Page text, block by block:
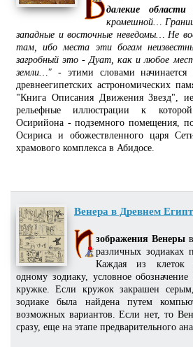
далекие области
кромешной…
западные и восточные неведомы… Не
там, ибо места эти богам
загробный это - Дуат, как и любое
земли…" - этими словами
древнеегипетских астрономических
"Книга Описания Движения Звезд",
рельефные иллюстрации к
Осирийона - подземного помещения,
Осириса и обожествленного царя
храмового комплекса в Абидосе.
Венера в Древнем
зображения Венерыв
различных зодиаках
Каждая из клеток
одному зодиаку, условное обозначение
кружке. Если кружок закрашен
зодиаке была найдена путем
возможных вариантов. Если нет, то
сразу, еще на этапе предварительного